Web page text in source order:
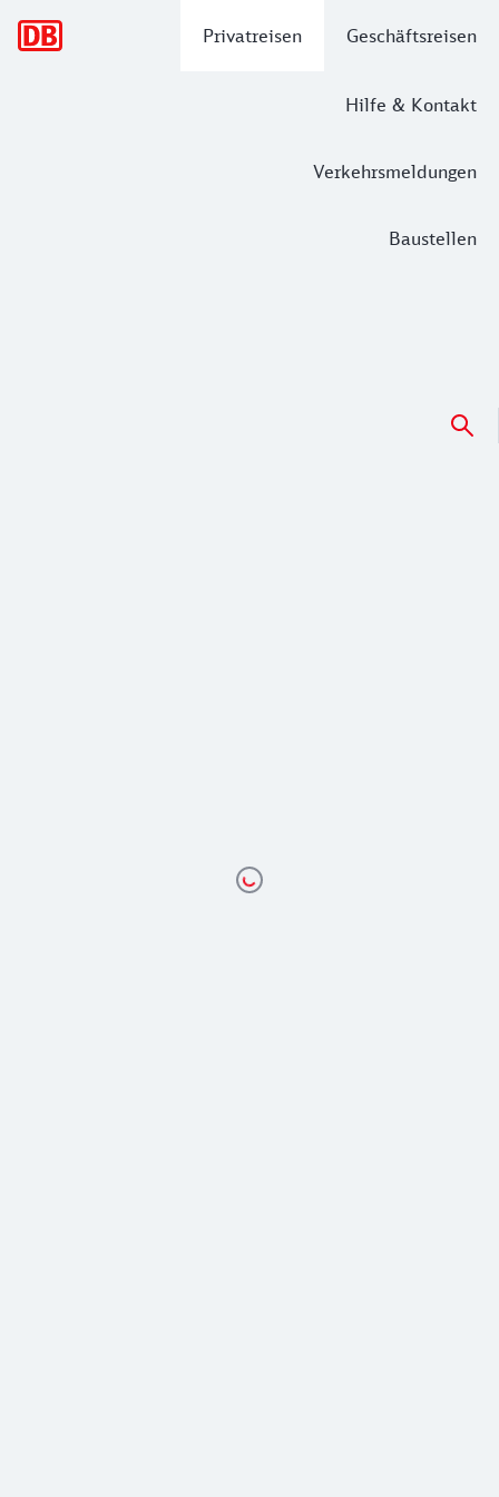
Privatreisen Geschäftsreisen
Hilfe & Kontakt
Verkehrsmeldungen
Baustellen